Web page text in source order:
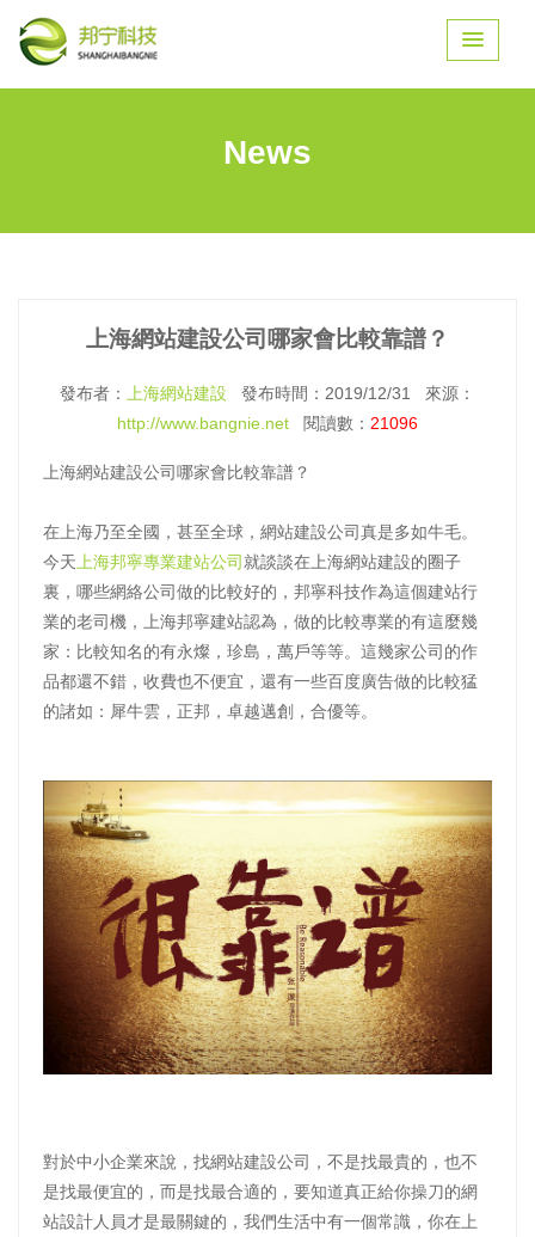
News
上海網站建設公司哪家會比較靠譜？
發布者： 上海網站建設 發布時間：2019/12/31 來源：
http://www.bangnie.net 閱讀數： 21096
上海網站建設公司哪家會比較靠譜？
在上海乃至全國，甚至全球，網站建設公司真是多如牛毛。
今天 上海邦寧專業建站公司就談談在上海網站建設的圈子
裏，哪些網絡公司做的比較好的，邦寧科技作為這個建站行
業的老司機，上海邦寧建站認為，做的比較專業的有這麼幾
家：比較知名的有永燦，珍島，萬戶等等。這幾家公司的作
品都還不錯，收費也不便宜，還有一些百度廣告做的比較猛
的諸如：犀牛雲，正邦，卓越邁創，合優等。
對於中小企業來說，找網站建設公司，不是找最貴的，也不
是找最便宜的，而是找最合適的，要知道真正給你操刀的網
站設計人員才是最關鍵的，我們生活中有一個常識，你在上